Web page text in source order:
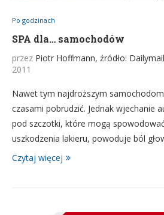
Po godzinach
SPA dla… samochodów
przez Piotr Hoffmann, źródło:
2011
Nawet tym najdroższym
czasami pobrudzić. Jednak wjechanie
pod szczotki, które mogą
uszkodzenia lakieru, powoduje ból
Czytaj więcej